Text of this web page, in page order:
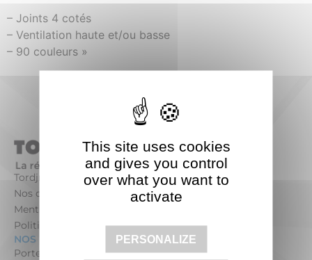
– Joints 4 cotés
– Ventilation haute et/ou basse
– 90 couleurs »
Tordjman Métal
Nos offres d’emploi
Mentions légales
Politique de confidentialité
NOS PRODUITS POUR LES PARTICULIERS
Portes blindées maison pour les particuliers
This site uses cookies
and gives you control
over what you want to
activate
PERSONALIZE